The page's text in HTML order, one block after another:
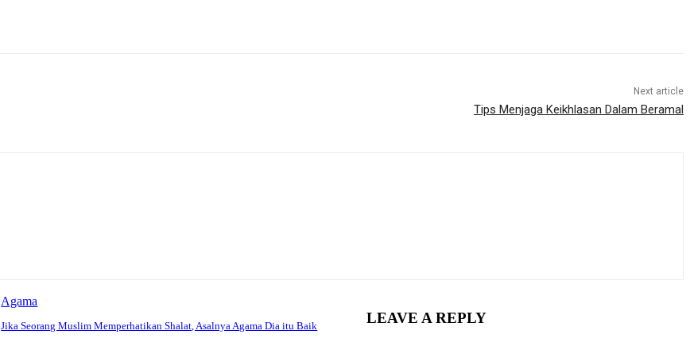
Next article
Tips Menjaga Keikhlasan Dalam Beramal
Agama
Jika Seorang Muslim Memperhatikan Shalat, Asalnya Agama Dia itu Baik LEAVE A REPLY